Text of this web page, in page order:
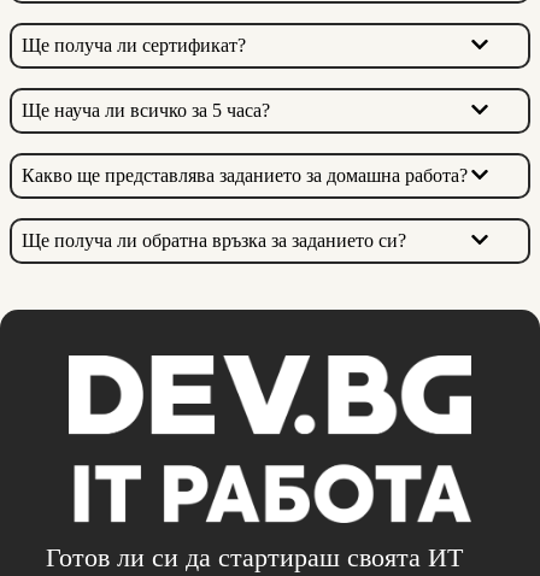
Ще получа ли сертификат?
Ще науча ли всичко за 5 часа?
Какво ще представлява заданието за домашна работа?
Ще получа ли обратна връзка за заданието си?
Готов ли си да стартираш своята ИТ